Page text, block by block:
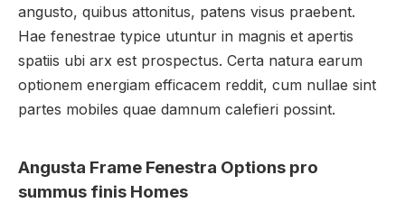
angusto, quibus attonitus, patens visus praebent.
Hae fenestrae typice utuntur in magnis et apertis
spatiis ubi arx est prospectus. Certa natura earum
optionem energiam efficacem reddit, cum nullae sint
partes mobiles quae damnum calefieri possint.
Angusta Frame Fenestra Options pro
summus finis Homes